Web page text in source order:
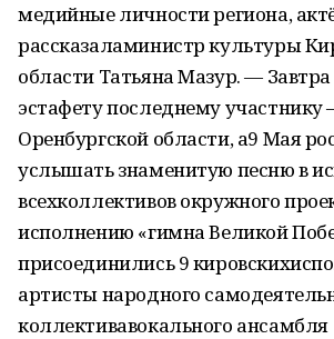
медийные личности региона,
рассказаламинистр культуры
области Татьяна Мазур. —
эстафету последнему участнику
Оренбургской области, а9 Мая
услышать знаменитую песню в
всехколлективов окружного
исполнению «гимна Великой
присоединились 9
артисты народного
коллективавокального ансамбля